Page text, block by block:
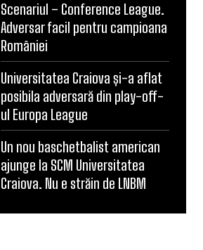
Scenariul – Conference League.
Adversar facil pentru campioana
României
Universitatea Craiova și-a aflat
posibila adversară din play-off-
ul Europa League
Un nou baschetbalist american
ajunge la SCM Universitatea
Craiova. Nu e străin de LNBM